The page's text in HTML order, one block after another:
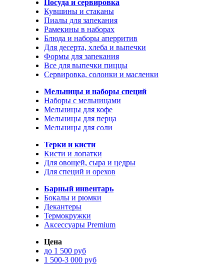
Посуда и сервировка
Кувшины и стаканы
Пиалы для запекания
Рамекины в наборах
Блюда и наборы аперритив
Для десерта, хлеба и выпечки
Формы для запекания
Все для выпечки пиццы
Сервировка, солонки и масленки
Мельницы и наборы специй
Наборы с мельницами
Мельницы для кофе
Мельницы для перца
Мельницы для соли
Терки и кисти
Кисти и лопатки
Для овощей, сыра и цедры
Для специй и орехов
Барный инвентарь
Бокалы и рюмки
Декантеры
Термокружки
Аксессуары Premium
Цена
до 1 500 руб
1 500-3 000 руб